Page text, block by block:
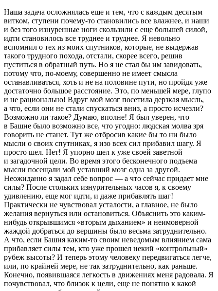
Наша задача осложнялась еще и тем, что с каждым десятым
витком, ступени почему-то становились все влажнее, и наши
и без того изнуренные ноги скользили с еще большей силой,
идти становилось все труднее и труднее. Я невольно
вспомнил о тех из моих спутников, которые, не выдержав
такого трудного похода, отстали, скорее всего, решив
пуститься в обратный путь. Но я не стал бы им завидовать,
потому что, по-моему, совершенно не имеет смысла
останавливаться, хоть и не на половине пути, но пройдя уже
достаточно большое расстояние. Это, по меньшей мере, глупо
и не рационально! Вдруг мой мозг посетила дерзкая мысль,
а что, если они не стали спускаться вниз, а просто исчезли?
Возможно ли такое? Думаю, вполне! Я был уверен, что
в Башне было возможно все, что угодно: людская молва зря
говорить не станет. Тут же отбросив какие бы то ни было
мысли о своих спутниках, я изо всех сил прибавил шагу. Я
просто шел. Нет! Я упорно шел к уже своей заветной
и загадочной цели. Во время этого бесконечного подъема
мысли посещали мой уставший мозг одна за другой.
Неожиданно я задал себе вопрос — а что сейчас придает мне
силы? После стольких изнурительных часов я, к своему
удивлению, еще мог идти, и даже прибавлять шаг!
Практически не чувствовал усталости, а главное, не было
желания вернуться или остановиться. Объяснить это каким-
нибудь открывшимся «вторым дыханием» и неимоверной
жаждой добраться до вершины было весьма затруднительно.
А что, если Башня каким-то своим неведомым влиянием сама
прибавляет силы тем, кто уже прошел некий «контрольный»
рубеж высоты? И теперь этому человеку передвигаться легче,
или, по крайней мере, не так затруднительно, как раньше.
Конечно, появившаяся легкость в движениях меня радовала. Я
почувствовал, что близок к цели, еще не понятно к какой